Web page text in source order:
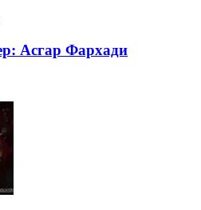
Асгар Фархади